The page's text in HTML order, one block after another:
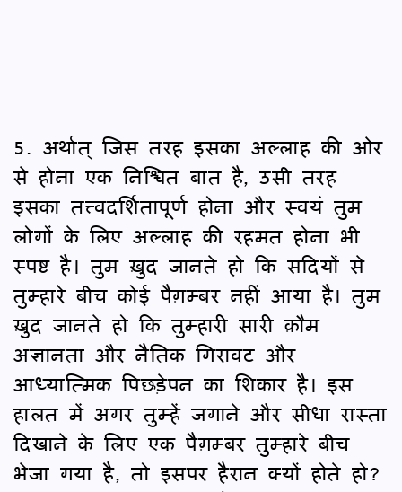
5. अर्थात् जिस तरह इसका अल्लाह की ओर
से होना एक निश्चित बात है, उसी तरह
इसका तत्त्वदर्शितापूर्ण होना और स्वयं तुम
लोगों के लिए अल्लाह की रहमत होना भी
स्पष्ट है। तुम ख़ुद जानते हो कि सदियों से
तुम्हारे बीच कोई पैग़म्बर नहीं आया है। तुम
ख़ुद जानते हो कि तुम्हारी सारी क़ौम
अज्ञानता और नैतिक गिरावट और
आध्यात्मिक पिछड़ेपन का शिकार है। इस
हालत में अगर तुम्हें जगाने और सीधा रास्ता
दिखाने के लिए एक पैग़म्बर तुम्हारे बीच
भेजा गया है, तो इसपर हैरान क्यों होते हो?